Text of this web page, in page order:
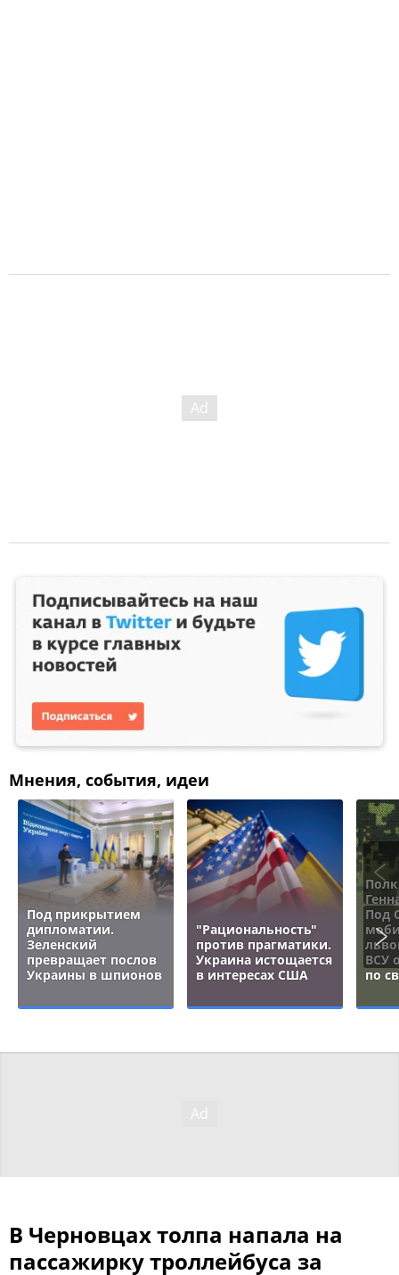
Мнения, события, идеи
Под прикрытием
дипломатии.
Зеленский
превращает послов
Украины в шпионов
"Рациональность"
против прагматики.
Украина истощается
в интересах США
Под
ВСУ
по
В Черновцах толпа напала на
пассажирку троллейбуса за